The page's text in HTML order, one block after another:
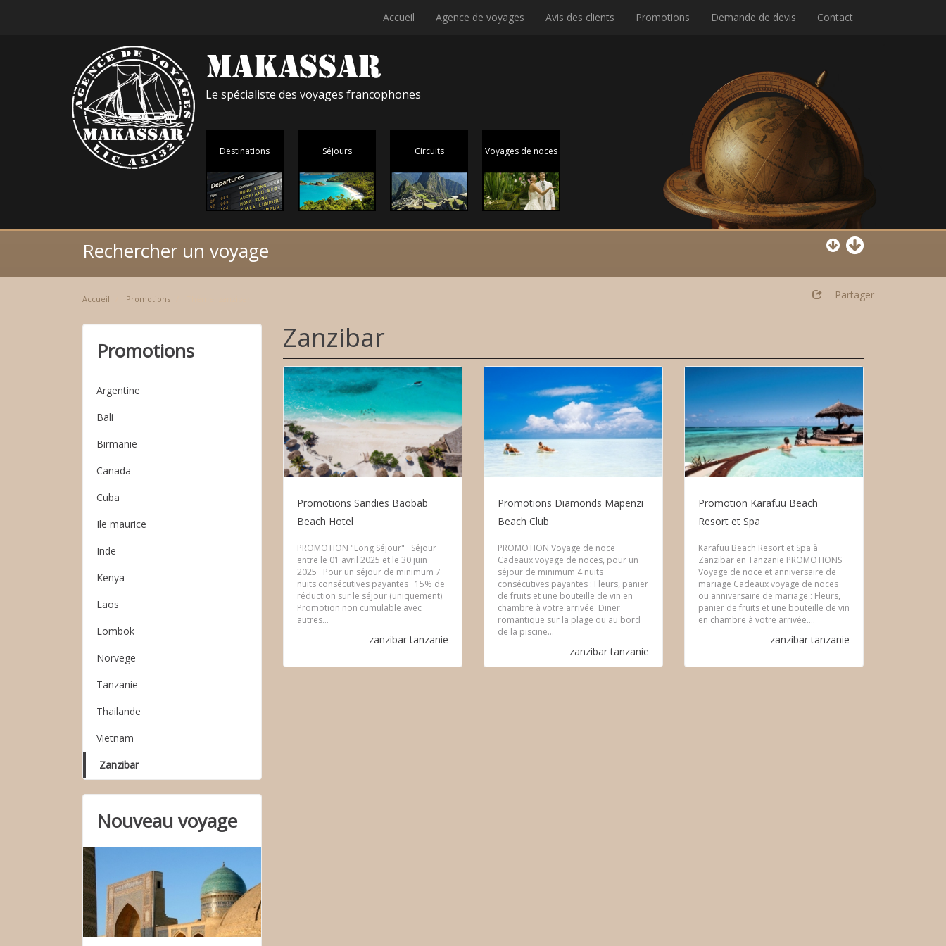
Accueil Agence de voyages Avis des clients Promotions Demande de devis Contact
Le spécialiste des voyages francophones
Destinations Séjours Circuits Voyages de noces
Rechercher un voyage
Accueil Promotions Partager
Promotions
Argentine
Bali
Birmanie
Canada
Cuba
Ile maurice
Inde
Kenya
Laos
Lombok
Norvege
Tanzanie
Thailande
Vietnam
Zanzibar
Nouveau voyage
Zanzibar
Promotions Sandies Baobab
Beach Hotel
PROMOTION "Long Séjour" Séjour
entre le 01 avril 2025 et le 30 juin
2025 Pour un séjour de minimum 7
nuits consécutives payantes 15% de
réduction sur le séjour (uniquement).
Promotion non cumulable avec
autres...
zanzibar tanzanie
Promotions Diamonds Mapenzi
Beach Club
PROMOTION Voyage de noce
Cadeaux voyage de noces, pour un
séjour de minimum 4 nuits
consécutives payantes : Fleurs, panier
de fruits et une bouteille de vin en
chambre à votre arrivée. Diner
romantique sur la plage ou au bord
de la piscine...
zanzibar tanzanie
Promotion Karafuu Beach
Resort et Spa
Karafuu Beach Resort et Spa à
Zanzibar en Tanzanie PROMOTIONS
Voyage de noce et anniversaire de
mariage Cadeaux voyage de noces
ou anniversaire de mariage : Fleurs,
panier de fruits et une bouteille de vin
en chambre à votre arrivée....
zanzibar tanzanie